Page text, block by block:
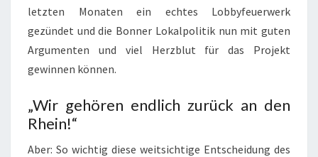
letzten Monaten ein echtes Lobbyfeuerwerk
gezündet und die Bonner Lokalpolitik nun mit guten
Argumenten und viel Herzblut für das Projekt
gewinnen können.
„Wir gehören endlich zurück an den
Rhein!“
Aber: So wichtig diese weitsichtige Entscheidung des